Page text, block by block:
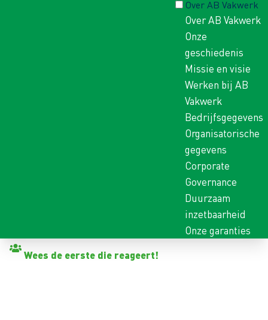
Over AB Vakwerk
Over AB Vakwerk
Onze
geschiedenis
Missie en visie
Werken bij AB
Vakwerk
Bedrijfsgegevens
Organisatorische
gegevens
Corporate
Governance
Duurzaam
inzetbaarheid
Onze garanties
Wees de eerste die reageert!